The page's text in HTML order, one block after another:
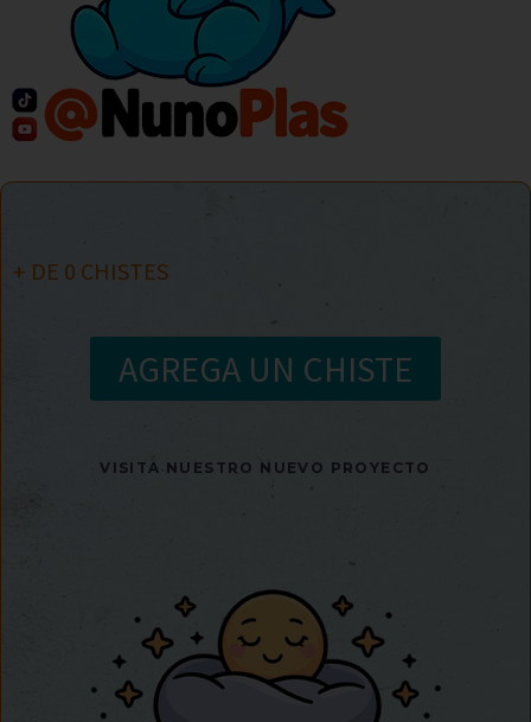
+ DE 0 CHISTES
AGREGA UN CHISTE
VISITA NUESTRO NUEVO PROYECTO